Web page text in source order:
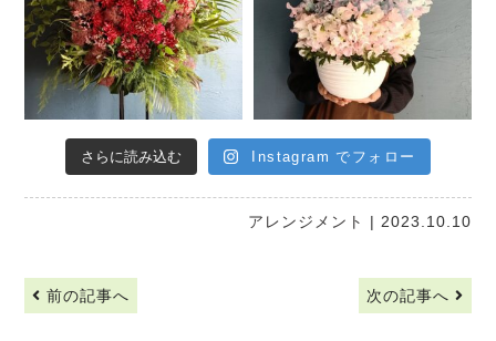
さらに読み込む Instagram でフォロー
アレンジメント | 2023.10.10
前の記事へ 次の記事へ